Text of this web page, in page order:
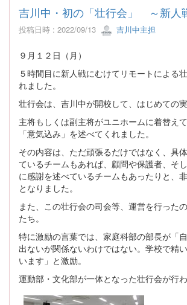
吉川中・初の「壮行会」 ～新人
投稿日時 : 2022/09/13 吉川中主担
９月１２日（月）
５時間目に新人戦にむけてリモートによる
れました。
壮行会は、吉川中が開校して、はじめての実
主将もしくは副主将がユニホームに着替え
「意気込み」を述べてくれました。
その内容は、ただ頑張るだけではなく、具
ているチームもあれば、顧問や保護者、そ
に感謝を述べているチームもあったりと、
となりました。
また、この壮行会の司会等、運営を行った
たち。
特に激励の言葉では、家庭科部の部長が「
出ないが関係ないわけではない。学校で精
います」と激励。
運動部・文化部が一体となった壮行会が行わ